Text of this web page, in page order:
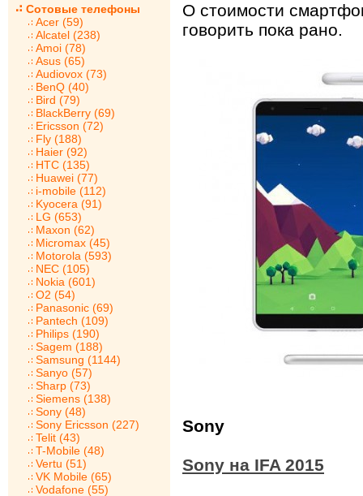
Сотовые телефоны
Acer (59)
Alcatel (238)
Amoi (78)
Asus (65)
Audiovox (73)
BenQ (40)
Bird (79)
BlackBerry (69)
Ericsson (72)
Fly (188)
Haier (92)
HTC (135)
Huawei (77)
i-mobile (112)
Kyocera (91)
LG (653)
Maxon (62)
Micromax (45)
Motorola (593)
NEC (105)
Nokia (601)
O2 (54)
Panasonic (69)
Pantech (109)
Philips (190)
Sagem (188)
Samsung (1144)
Sanyo (57)
Sharp (73)
Siemens (138)
Sony (48)
Sony Ericsson (227)
Telit (43)
T-Mobile (48)
Vertu (51)
VK Mobile (65)
Vodafone (55)
О стоимости
говорить пока рано.
Sony
Sony на IFA 2015